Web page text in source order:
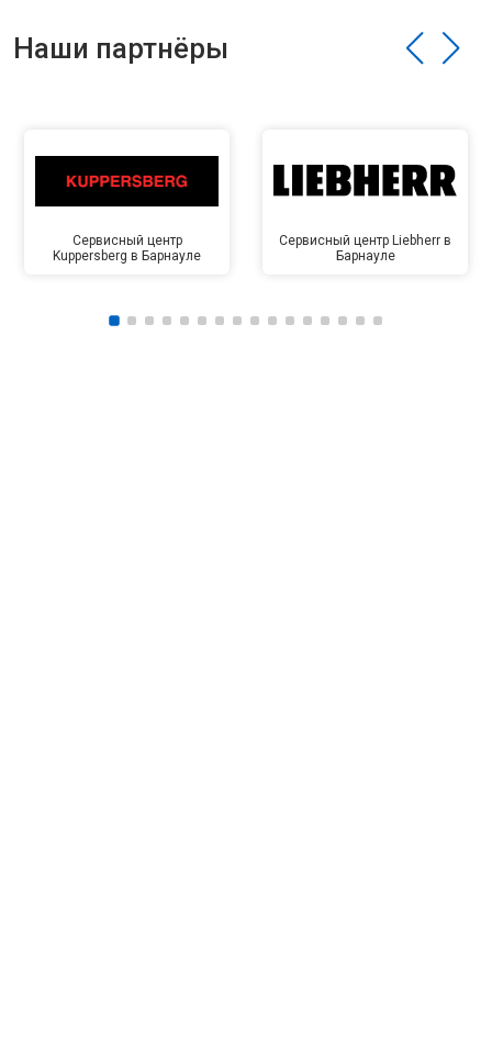
Наши партнёры
Сервисный центр
Kuppersberg в Барнауле
Сервисный центр Liebherr в
Барнауле